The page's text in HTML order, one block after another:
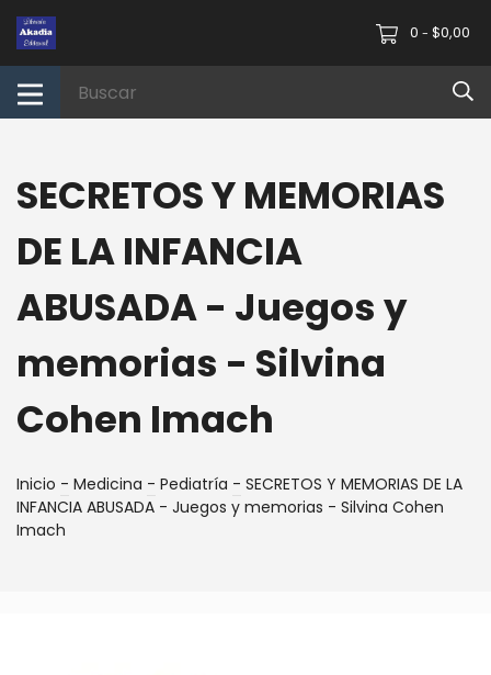
0 - $0,00
SECRETOS Y MEMORIAS
DE LA INFANCIA
ABUSADA - Juegos y
memorias - Silvina
Cohen Imach
Inicio - Medicina - Pediatría - SECRETOS Y MEMORIAS DE LA
INFANCIA ABUSADA - Juegos y memorias - Silvina Cohen
Imach